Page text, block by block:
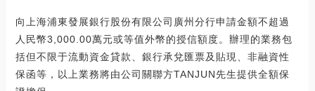
向上海浦東發展銀行股份有限公司廣州分行申請金額不超過
人民幣3,000.00萬元或等值外幣的授信額度。辦理的業務包
括但不限于流動資金貸款、銀行承兌匯票及貼現、非融資性
保函等，以上業務將由公司關聯方TANJUN先生提供全額保